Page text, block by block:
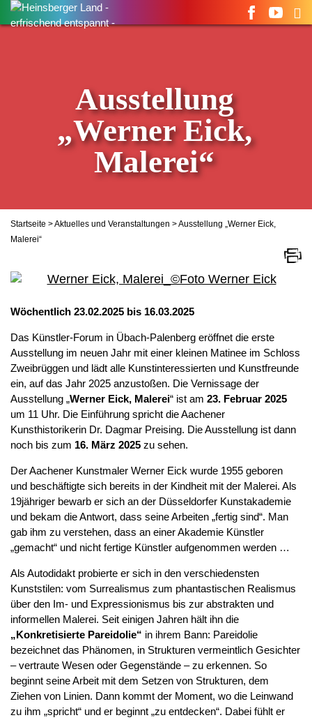
Suchen
nach:
Ausstellung
„Werner Eick,
Malerei“
Startseite >Aktuelles und Veranstaltungen > Ausstellung „Werner Eick,
Malerei“
Wöchentlich 23.02.2025 bis 16.03.2025
Das Künstler-Forum in Übach-Palenberg eröffnet die erste
Ausstellung im neuen Jahr mit einer kleinen Matinee im Schloss
Zweibrüggen und lädt alle Kunstinteressierten und Kunstfreunde
ein, auf das Jahr 2025 anzustoßen. Die Vernissage der
Ausstellung „Werner Eick, Malerei“ ist am 23. Februar 2025
um 11 Uhr. Die Einführung spricht die Aachener
Kunsthistorikerin Dr. Dagmar Preising. Die Ausstellung ist dann
noch bis zum 16. März 2025 zu sehen.
Der Aachener Kunstmaler Werner Eick wurde 1955 geboren
und beschäftigte sich bereits in der Kindheit mit der Malerei. Als
19jähriger bewarb er sich an der Düsseldorfer Kunstakademie
und bekam die Antwort, dass seine Arbeiten „fertig sind“. Man
gab ihm zu verstehen, dass an einer Akademie Künstler
„gemacht“ und nicht fertige Künstler aufgenommen werden …
Als Autodidakt probierte er sich in den verschiedensten
Kunststilen: vom Surrealismus zum phantastischen Realismus
über den Im- und Expressionismus bis zur abstrakten und
informellen Malerei. Seit einigen Jahren hält ihn die
„Konkretisierte Pareidolie“ in ihrem Bann: Pareidolie
bezeichnet das Phänomen, in Strukturen vermeintlich Gesichter
– vertraute Wesen oder Gegenstände – zu erkennen. So
beginnt seine Arbeit mit dem Setzen von Strukturen, dem
Ziehen von Linien. Dann kommt der Moment, wo die Leinwand
zu ihm „spricht“ und er beginnt „zu entdecken“. Dabei fühlt er